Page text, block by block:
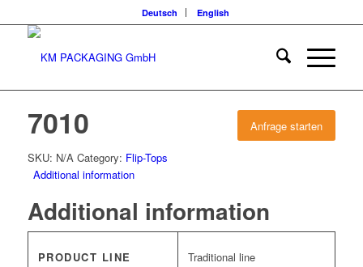
Deutsch English
Anfrage starten
7010
SKU: N/A Category: Flip-Tops
Additional information
Additional information
PRODUCT LINE Traditional line